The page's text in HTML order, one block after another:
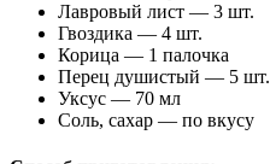
Лавровый лист — 3 шт.
Гвоздика — 4 шт.
Корица — 1 палочка
Перец душистый — 5 шт.
Уксус — 70 мл
Соль, сахар — по вкусу